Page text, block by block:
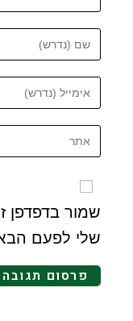
שמור בדפדפן
שלי לפעם